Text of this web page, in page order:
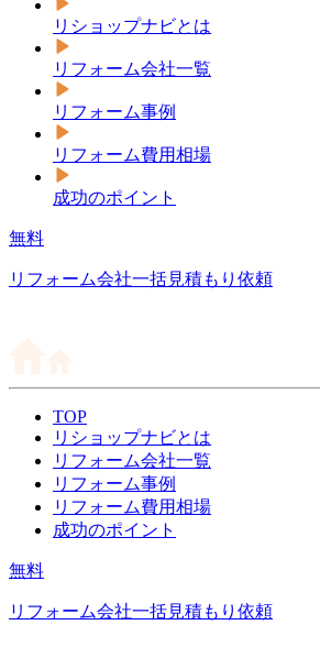
リショップナビとは
リフォーム会社一覧
リフォーム事例
リフォーム費用相場
成功のポイント
無料
リフォーム会社一括見積もり依頼
TOP
リショップナビとは
リフォーム会社一覧
リフォーム事例
リフォーム費用相場
成功のポイント
無料
リフォーム会社一括見積もり依頼